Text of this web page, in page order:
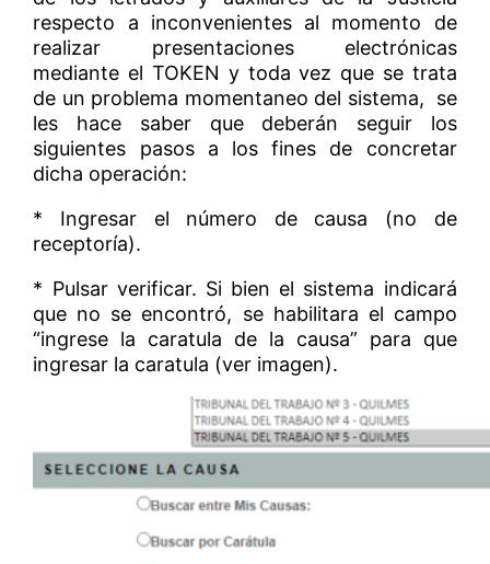
respecto a inconvenientes al momento de
realizar presentaciones electrónicas
mediante el TOKEN y toda vez que se trata
de un problema momentaneo del sistema, se
les hace saber que deberán seguir los
siguientes pasos a los fines de concretar
dicha operación:
* Ingresar el número de causa (no de
receptoría).
* Pulsar verificar. Si bien el sistema indicará
que no se encontró, se habilitara el campo
“ingrese la caratula de la causa” para que
ingresar la caratula (ver imagen).